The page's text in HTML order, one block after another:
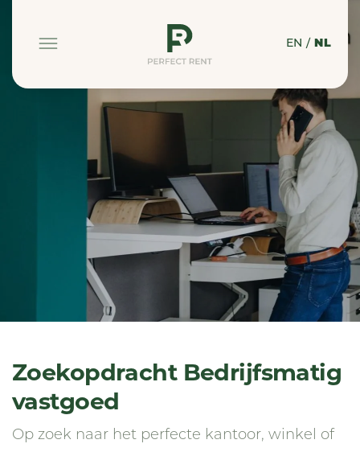
EN / NL
Zoekopdracht Bedrijfsmatig
vastgoed
Op zoek naar het perfecte kantoor, winkel of